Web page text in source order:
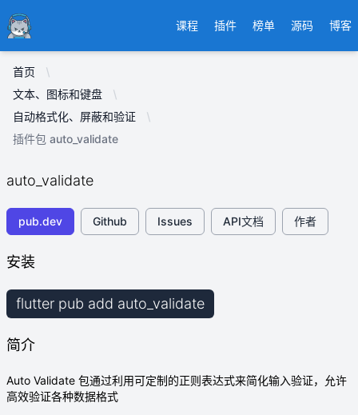
Ducafecat 课程 插件 榜单 源码 博客
首页
文本、图标和键盘
自动格式化、屏蔽和验证
插件包 auto_validate
auto_validate
pub.dev Github Issues API文档 作者
安装
flutter pub add auto_validate
简介
Auto Validate 包通过利用可定制的正则表达式来简化输入验证，允许
高效验证各种数据格式